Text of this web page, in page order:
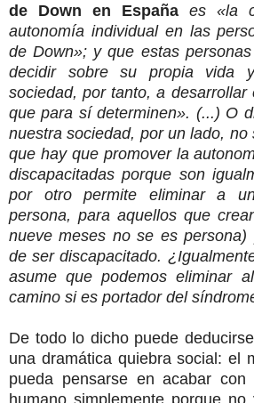
de Down en España es «la
autonomía individual en las
de Down»; y que estas
decidir sobre su propia vida
sociedad, por tanto, a desarrollar
que para sí determinen». (...) O
nuestra sociedad, por un lado, no
que hay que promover la
discapacitadas porque son
por otro permite eliminar a
persona, para aquellos que
nueve meses no se es
de ser discapacitado.
asume que podemos eliminar
camino si es portador del
De todo lo dicho puede
una dramática quiebra social: el
pueda pensarse en acabar
humano simplemente porque